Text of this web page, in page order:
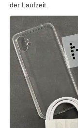
der Laufzeit.